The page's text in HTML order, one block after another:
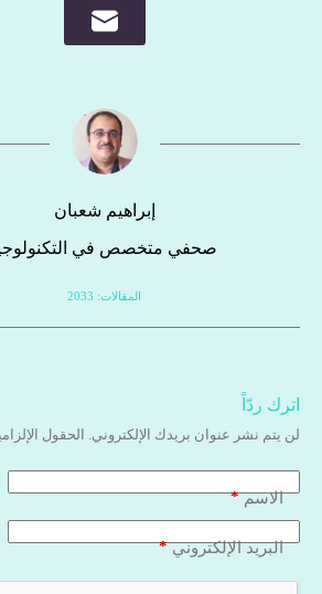
إبراهيم شعبان
صحفي متخصص في
المقالات: 2033
اترك ردّاً
لن يتم نشر عنوان بريدك الإلكتروني. الحقول
الاسم*
البريد الإلكتروني*